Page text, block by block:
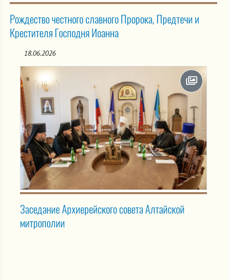
Рождество честного славного Пророка, Предтечи и
Крестителя Господня Иоанна
18.06.2026
Заседание Архиерейского совета Алтайской
митрополии